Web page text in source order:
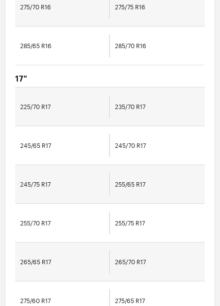
275/70 R16 275/75 R16
285/65 R16 285/70 R16
17"
225/70 R17 235/70 R17
245/65 R17 245/70 R17
245/75 R17 255/65 R17
255/70 R17 255/75 R17
265/65 R17 265/70 R17
275/60 R17 275/65 R17